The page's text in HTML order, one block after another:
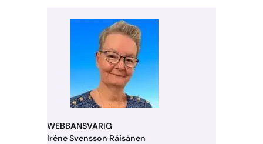
WEBBANSVARIG
Iréne Svensson Räisänen